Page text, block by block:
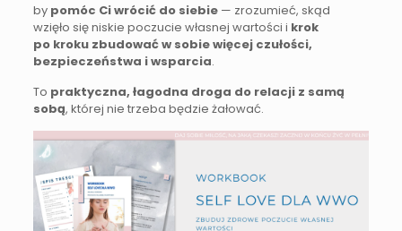
by pomóc Ci wrócić do siebie— zrozumieć, skąd
wzięło się niskie poczucie własnej wartości i krok
po kroku zbudować w sobie więcej czułości,
bezpieczeństwa i wsparcia.
To praktyczna, łagodna droga do relacji z samą
sobą, której nie trzeba będzie żałować.